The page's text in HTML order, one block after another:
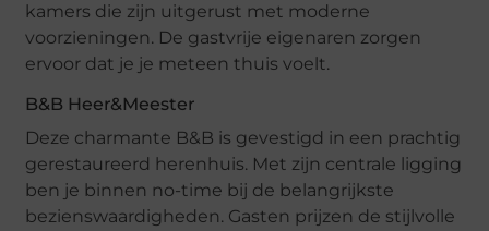
kamers die zijn uitgerust met moderne
voorzieningen. De gastvrije eigenaren zorgen
ervoor dat je je meteen thuis voelt.
B&B Heer&Meester
Deze charmante B&B is gevestigd in een prachtig
gerestaureerd herenhuis. Met zijn centrale ligging
ben je binnen no-time bij de belangrijkste
bezienswaardigheden. Gasten prijzen de stijlvolle